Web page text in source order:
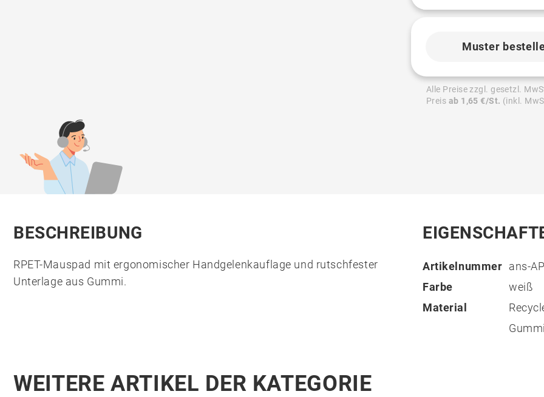
Muster
Alle Preise zzgl. gesetzl.
Preis ab 1,65 €/St. (inkl.
BESCHREIBUNG
RPET-Mauspad mit ergonomischer Handgelenkauflage und rutschfester
Unterlage aus Gummi.
Artikelnummer ans-
Farbe
weiß
Material
Gummi
WEITERE ARTIKEL DER KATEGORIE